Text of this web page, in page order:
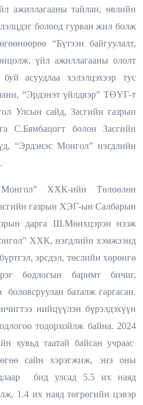
ажиллагааны тайлан, өвлийн
болоод гурван жил болж
“Бүтээн байгуулалт,
үйл ажиллагааны ололт
асуудлаа хэлэлцэхээр тус
“Эрдэнэт үйлдвэр” ТӨҮГ-т
Улсын сайд, Засгийн газрын
С.Бямбацогт болон Засгийн
“Эрдэнэс Монгол” нэгдлийн
Монгол” ХХК-ийн Төлөөлөн
газрын ХЭГ-ын Салбарын
дарга Ш.Мөнхцэрэн нээж
ХХК, нэгдлийн хэмжээнд
эрсдэл, төслийн хөрөнгө
бодлогын баримт бичиг,
баталж гаргасан.
нийцүүлэн бүрэлдэхүүн
тодорхойлж байна. 2024
хувьд таатай байсан учраас
сайн хэрэгжиж, энэ оны
бид улсад 5.5 их наяд
1.4 их наяд төгрөгийн цэвэр